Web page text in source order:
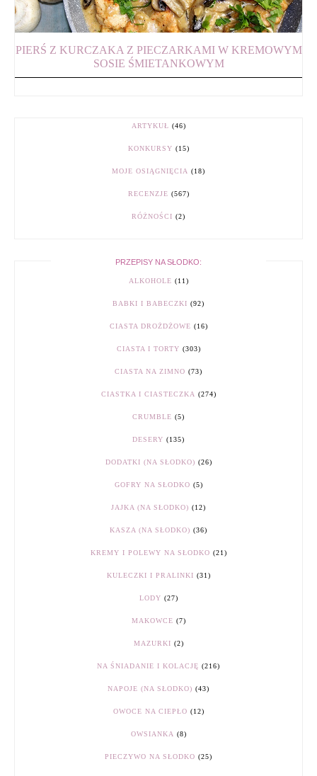
PIERŚ Z KURCZAKA Z PIECZARKAMI W KREMOWYM
SOSIE ŚMIETANKOWYM
ARTYKUŁ (46)
KONKURSY (15)
MOJE OSIĄGNIĘCIA (18)
RECENZJE (567)
RÓŻNOŚCI (2)
PRZEPISY NA SŁODKO:
ALKOHOLE (11)
BABKI I BABECZKI (92)
CIASTA DROŻDŻOWE (16)
CIASTA I TORTY (303)
CIASTA NA ZIMNO (73)
CIASTKA I CIASTECZKA (274)
CRUMBLE (5)
DESERY (135)
DODATKI (NA SŁODKO) (26)
GOFRY NA SŁODKO (5)
JAJKA (NA SŁODKO) (12)
KASZA (NA SŁODKO) (36)
KREMY I POLEWY NA SŁODKO (21)
KULECZKI I PRALINKI (31)
LODY (27)
MAKOWCE (7)
MAZURKI (2)
NA ŚNIADANIE I KOLACJĘ (216)
NAPOJE (NA SŁODKO) (43)
OWOCE NA CIEPŁO (12)
OWSIANKA (8)
PIECZYWO NA SŁODKO (25)